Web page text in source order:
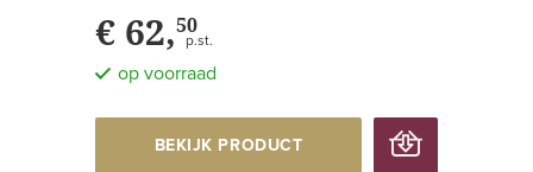
€ 62,50
p.st.
op voorraad
BEKIJK PRODUCT